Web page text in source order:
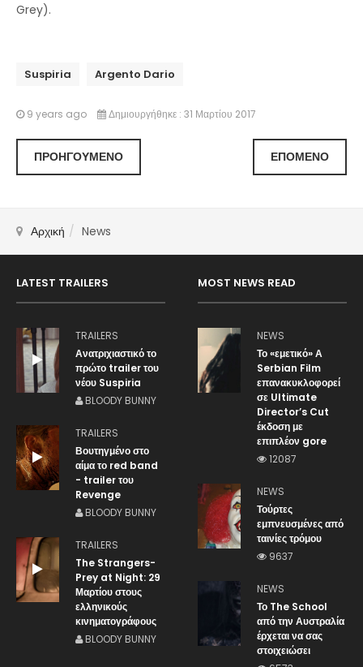
Grey).
Suspiria Argento Dario
9 years ago Δημιουργήθηκε : 31 Μαρτίου 2017
ΠΡΟΗΓΟΎΜΕΝΟ ΕΠΌΜΕΝΟ
Αρχική News
LATEST TRAILERS
TRAILERS
Ανατριχιαστικό το
πρώτο trailer του
νέου Suspiria
BLOODY BUNNY
TRAILERS
Βουτηγμένο στο
αίμα το red band
- trailer του
Revenge
BLOODY BUNNY
TRAILERS
The Strangers-
Prey at Night: 29
Μαρτίου στους
ελληνικούς
κινηματογράφους
BLOODY BUNNY
MOST NEWS READ
NEWS
Το «εμετικό» Α
Serbian Film
επανακυκλοφορεί
σε Ultimate
Director’s Cut
έκδοση με
επιπλέον gore
12087
NEWS
Τούρτες
εμπνευσμένες από
ταινίες τρόμου
9637
NEWS
Το The School
από την Αυστραλία
έρχεται να σας
στοιχειώσει